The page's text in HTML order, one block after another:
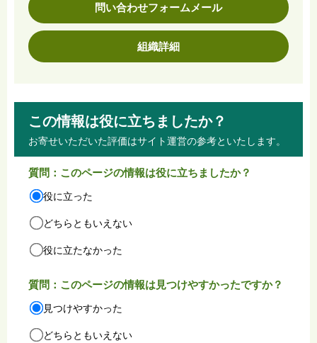
問い合わせフォームメール
組織詳細
この情報は役に立ちましたか？
お寄せいただいた評価はサイト運営の参考といたします。
質問：このページの情報は役に立ちましたか？
役に立った
どちらともいえない
役に立たなかった
質問：このページの情報は見つけやすかったですか？
見つけやすかった
どちらともいえない